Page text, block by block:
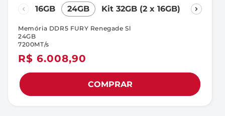
16GB 24GB Kit 32GB (2 x 16GB) Kit
Preço
normal
R$ 6.008,90
Memória DDR5 FURY Renegade Sl
24GB
7200MT/s
COMPRAR